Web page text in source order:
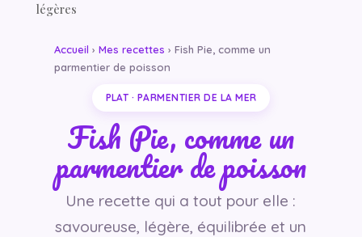
légères
Accueil › Mes recettes › Fish Pie, comme un
parmentier de poisson
PLAT · PARMENTIER DE LA MER
Fish Pie, comme un
parmentier de poisson
Une recette qui a tout pour elle :
savoureuse, légère, équilibrée et un